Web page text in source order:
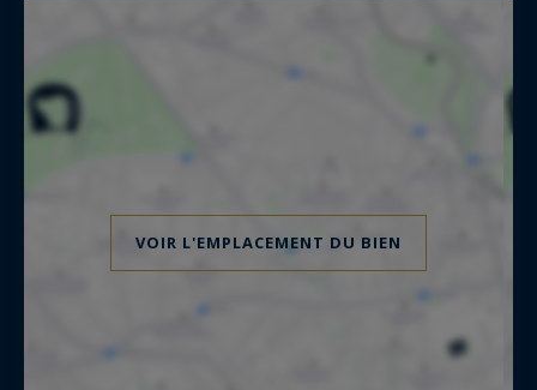
VOIR L'EMPLACEMENT DU BIEN